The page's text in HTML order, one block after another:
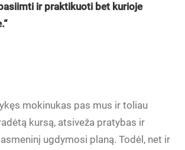
ir praktikuoti bet kurioje
mokinukas pas mus ir toliau
kursą, atsiveža pratybas ir
ugdymosi planą. Todėl, net ir